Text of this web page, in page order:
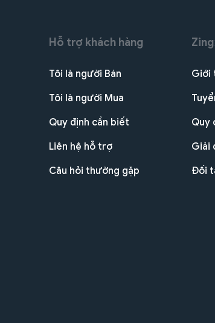
Hỗ trợ khách hàng
Tôi là người Bán
Tôi là người Mua
Quy định cần biết
Liên hệ hỗ trợ
Câu hỏi thường gặp
Giới
Quy
Giải
Đối